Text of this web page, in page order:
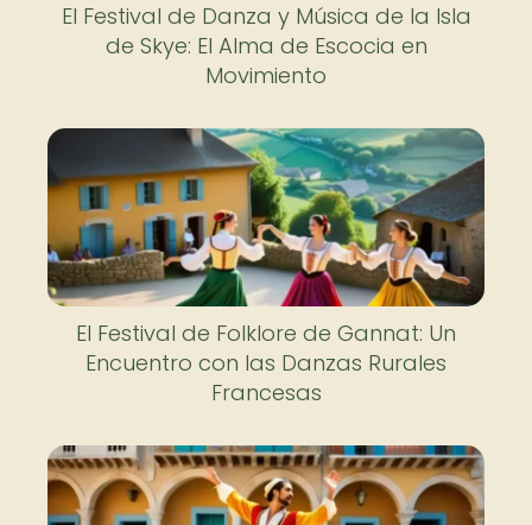
El Festival de Danza y Música de la Isla
de Skye: El Alma de Escocia en
Movimiento
El Festival de Folklore de Gannat: Un
Encuentro con las Danzas Rurales
Francesas